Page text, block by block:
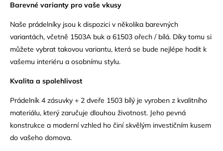
Barevné varianty pro vaše vkusy
Naše prádelníky jsou k dispozici v několika barevných
variantách, včetně 1503A buk a 61503 ořech / bílá. Díky tomu si
můžete vybrat takovou variantu, která se bude nejlépe hodit k
vašemu interiéru a osobnímu stylu.
Kvalita a spolehlivost
Prádelník 4 zásuvky + 2 dveře 1503 bílý je vyroben z kvalitního
materiálu, který zaručuje dlouhou životnost. Jeho pevná
konstrukce a moderní vzhled ho činí skvělým investičním kusem
do vašeho domova.